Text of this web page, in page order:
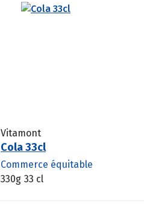
Vitamont
Cola 33cl
Commerce équitable
330g 33 cl